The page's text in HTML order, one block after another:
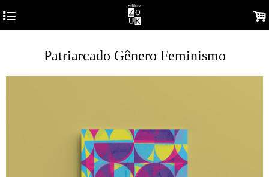
4 .
Patriarcado Gênero Feminismo